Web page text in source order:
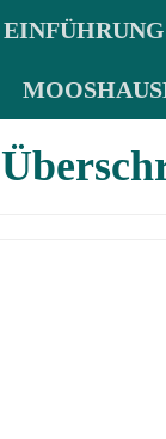
EINFÜHRUNG